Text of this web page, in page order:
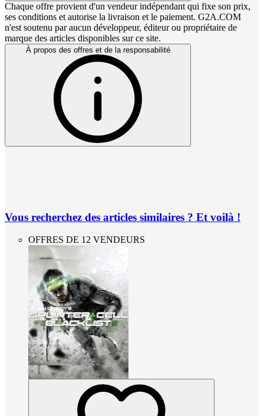
Chaque offre provient d'un vendeur indépendant qui fixe son prix,
ses conditions et autorise la livraison et le paiement. G2A.COM
n'est soutenu par aucun développeur, éditeur ou propriétaire de
marque des articles disponibles sur ce site.
À propos des offres et de la responsabilité
Vous recherchez des articles similaires ? Et voilà !
OFFRES DE 12 VENDEURS